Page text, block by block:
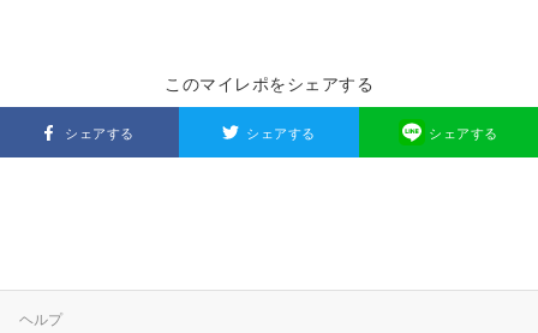
このマイレポをシェアする
シェアする シェアする シェアする
ヘルプ